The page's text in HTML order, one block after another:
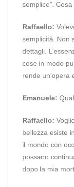
semplice”.
Raffaello:
semplicità. Non
dettagli.
cose in modo
rende un’opera
Emanuele:
Raffaello:
bellezza esiste
il mondo con
possano
dopo la mia